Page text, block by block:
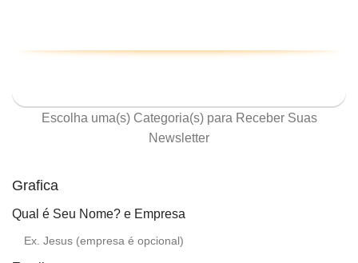
Escolha uma(s) Categoria(s) para Receber Suas
Newsletter
Grafica
Qual é Seu Nome? e Empresa